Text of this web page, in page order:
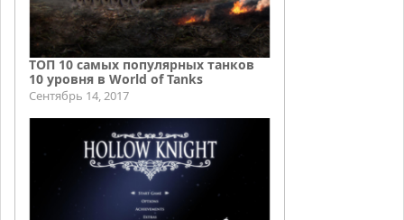
ТОП 10 самых популярных танков
10 уровня в World of Tanks
Сентябрь 14, 2017